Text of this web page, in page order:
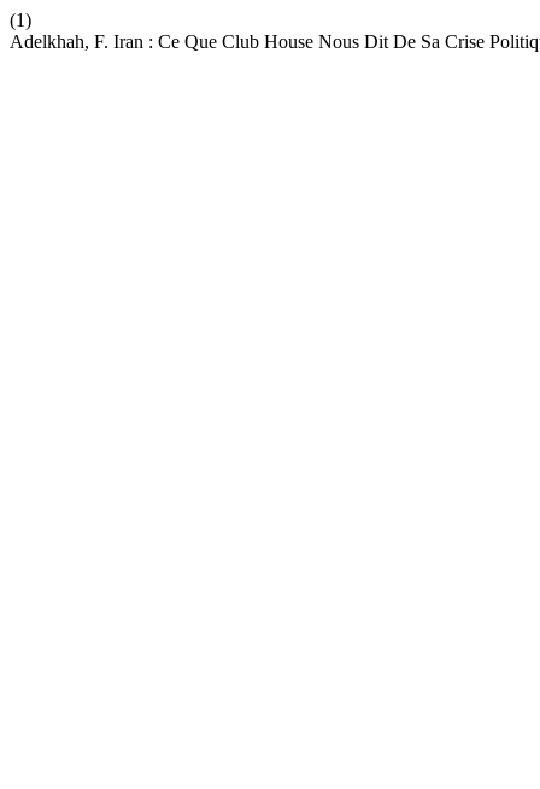
(1)
Adelkhah, F. Iran : Ce Que Club House Nous Dit De Sa Crise